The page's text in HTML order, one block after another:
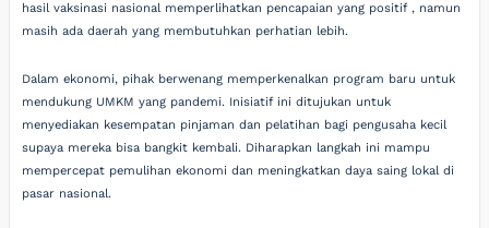
hasil vaksinasi nasional memperlihatkan pencapaian yang positif , namun
masih ada daerah yang membutuhkan perhatian lebih.
Dalam ekonomi, pihak berwenang memperkenalkan program baru untuk
mendukung UMKM yang pandemi. Inisiatif ini ditujukan untuk
menyediakan kesempatan pinjaman dan pelatihan bagi pengusaha kecil
supaya mereka bisa bangkit kembali. Diharapkan langkah ini mampu
mempercepat pemulihan ekonomi dan meningkatkan daya saing lokal di
pasar nasional.